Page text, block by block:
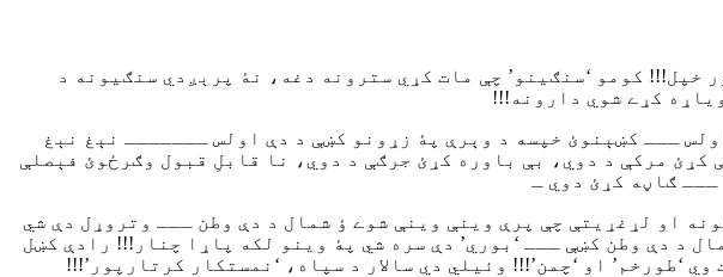
کومو ‘سنګینو’ چې مات کړي سترونه دغه، نۀ پرېږدي سنګیونه د
کړے شوي دارونه!!!
ـــ کښېنوئ خپسه د وېرې پۀ زړونو کښې د دې اولس ـــــــ نېغ نېغ
کړئ مرکې د دوي، بې باوره کړئ جرګې د دوي، نا قابلِ قبول وګرځوئ فېصلې
ګاڼه کړئ دوي ـ
او لړغړیتې چې پرې وینې وینې شوے ؤ شمال د دې وطن ـــ وتروړل دې شي
د دې وطن کښې ـــ ‘بوري’ دې سره شي پۀ وینو لکه پاړا چنار!!! رادې کښل
او ‘چمن’!!! وئیلي دي سالار د سپاه، ‘نمستکار کرتارپور’!!!